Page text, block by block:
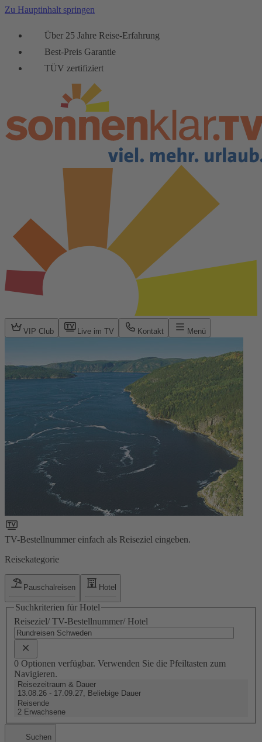
Zu Hauptinhalt springen
Über 25 Jahre Reise-Erfahrung
Best-Preis Garantie
TÜV zertifiziert
VIP Club Live im TV Kontakt Menü
TV-Bestellnummer einfach als Reiseziel eingeben.
Reisekategorie
Pauschalreisen Hotel
Suchkriterien für Hotel
Reiseziel/ TV-Bestellnummer/ Hotel
0 Optionen verfügbar. Verwenden Sie die Pfeiltasten zum
Navigieren.
Reisezeitraum & Dauer
13.08.26 - 17.09.27, Beliebige Dauer
Reisende
2 Erwachsene
Suchen